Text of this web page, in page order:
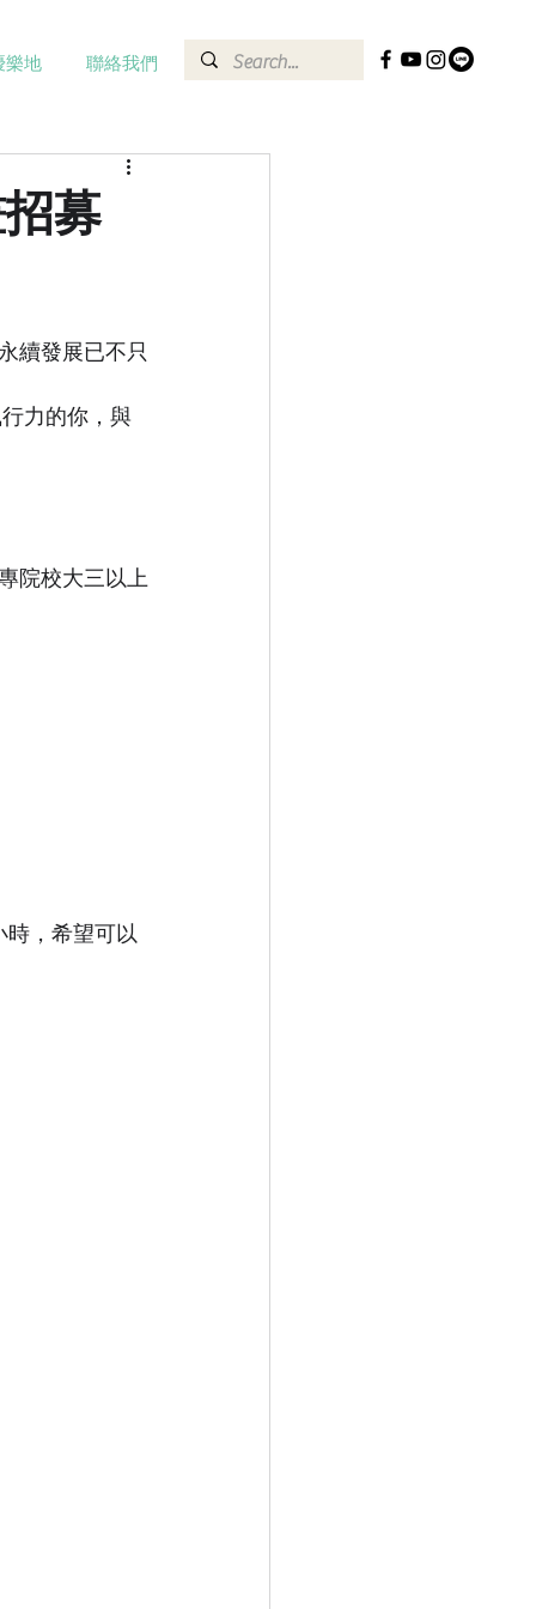
樂地 聯絡我們
募
續發展已不只
力的你，與
院校大三以上
，希望可以